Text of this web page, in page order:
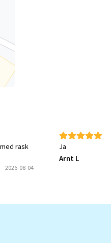
rask
2026-08-04
Ja
Arnt L